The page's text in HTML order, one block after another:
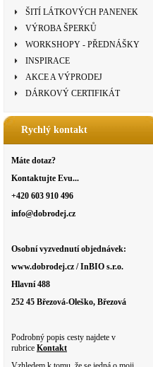
ŠITÍ LÁTKOVÝCH PANENEK
VÝROBA ŠPERKŮ
WORKSHOPY - PŘEDNÁŠKY
INSPIRACE
AKCE A VÝPRODEJ
DÁRKOVÝ CERTIFIKÁT
Rychlý kontakt
Máte dotaz?
Kontaktujte Evu...
+420 603 910 496
info@dobrodej.cz
Osobní vyzvednutí objednávek:
www.dobrodej.cz / InBIO s.r.o.
Hlavní 488
252 45 Březová-Oleško, Březová
Podrobný popis cesty najdete v
rubrice Kontakt